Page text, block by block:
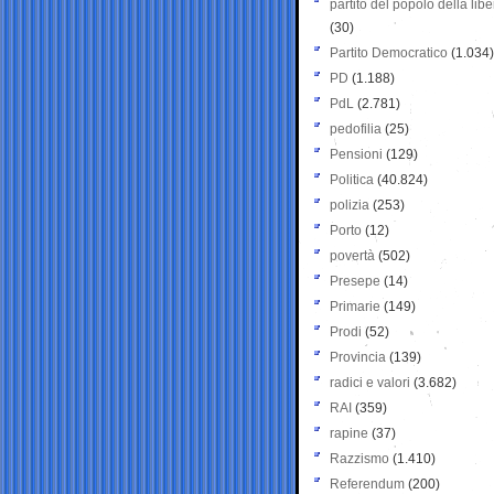
partito del popolo della
(30)
Partito Democratico (1.034)
PD (1.188)
PdL (2.781)
pedofilia (25)
Pensioni (129)
Politica (40.824)
polizia (253)
Porto (12)
povertà (502)
Presepe (14)
Primarie (149)
Prodi (52)
Provincia (139)
radici e valori (3.682)
RAI (359)
rapine (37)
Razzismo (1.410)
Referendum (200)